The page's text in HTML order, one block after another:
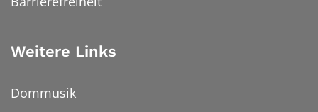
Weitere Links
Dommusik